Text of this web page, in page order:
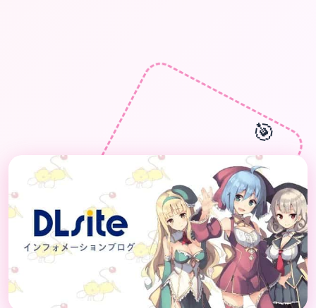
🎯
🎊
🎁